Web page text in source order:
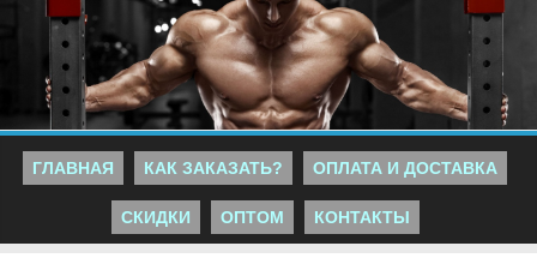
ГЛАВНАЯ КАК ЗАКАЗАТЬ? ОПЛАТА И ДОСТАВКА
СКИДКИ ОПТОМ КОНТАКТЫ